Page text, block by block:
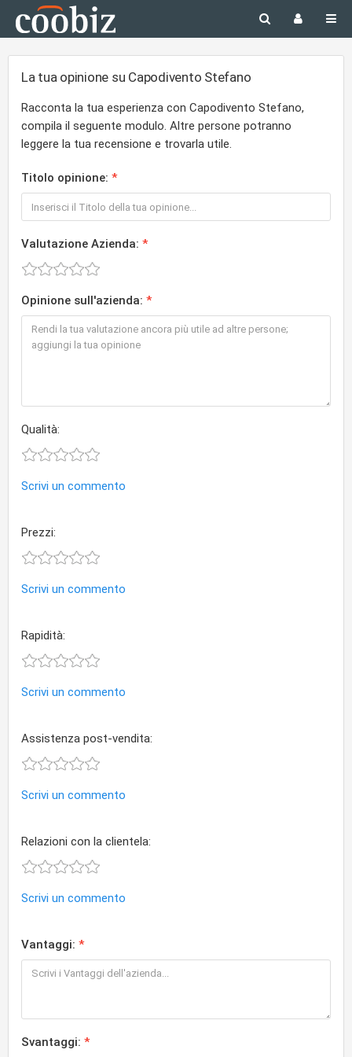
La tua opinione su Capodivento Stefano
Racconta la tua esperienza con Capodivento Stefano,
compila il seguente modulo. Altre persone potranno
leggere la tua recensione e trovarla utile.
Titolo opinione:
Valutazione Azienda:
Opinione sull'azienda:
Qualità:
Scrivi un commento
Prezzi:
Scrivi un commento
Rapidità:
Scrivi un commento
Assistenza post-vendita:
Scrivi un commento
Relazioni con la clientela:
Scrivi un commento
Vantaggi:
Svantaggi: